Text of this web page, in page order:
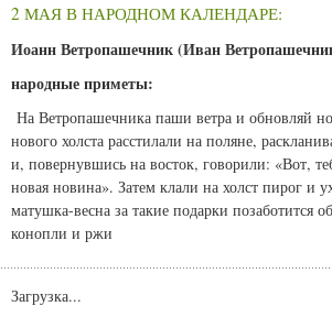
2 МАЯ В НАРОДНОМ КАЛЕНДАРЕ:
Иоанн Ветропашечник (Иван
народные приметы:
На Ветропашечника паши ветра и обновляй
нового холста расстилали на поляне,
и, повернувшись на восток, говорили: «Вот,
новая новина». Затем клали на холст пирог и
матушка-весна за такие подарки позаботится
конопли и ржи
Загрузка...